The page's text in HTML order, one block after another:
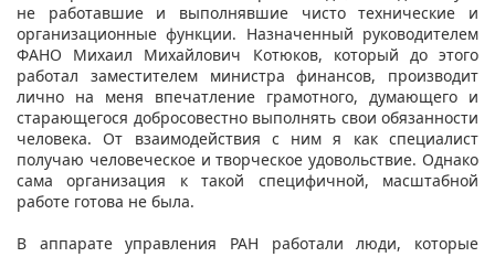
не работавшие и выполнявшие чисто технические и
организационные функции. Назначенный руководителем
ФАНО Михаил Михайлович Котюков, который до этого
работал заместителем министра финансов, производит
лично на меня впечатление грамотного, думающего и
старающегося добросовестно выполнять свои обязанности
человека. От взаимодействия с ним я как специалист
получаю человеческое и творческое удовольствие. Однако
сама организация к такой специфичной, масштабной
работе готова не была.
В аппарате управления РАН работали люди, которые